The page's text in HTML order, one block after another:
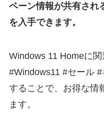
ペーン情報が共有され
を入手できます。
Windows 11 Homeに
#Windows11 #セール
することで、お得な情
ます。